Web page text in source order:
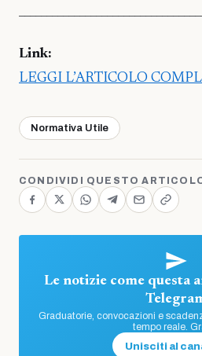
Link:
LEGGI L’ARTICOLO
Normativa Utile
CONDIVIDI QUESTO
Le notizie come questa
Graduatorie, convocazioni e
tempo reale.
Unisciti al